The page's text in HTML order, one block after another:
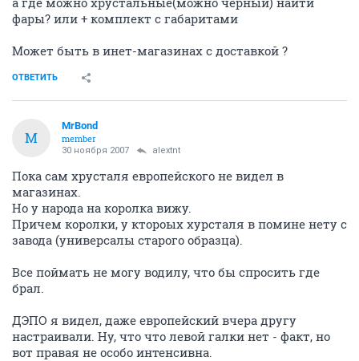
фары? или + комплект с габаритами
Может быть в инет-магазинах с доставкой ?
ОТВЕТИТЬ
M
MrBond
member
30 ноября 2007 alextnt
Пока сам хрусталя европейского не видел в
магазинах.
Но у народа на королка вижу.
Причем королки, у ктороых хурсталя в помине нету с
завода (универсалы старого образца).
Все поймать не могу водилу, что бы спросить где
брал.
ДЭПО я видел, даже европейский вчера другу
настраивали. Ну, что что левой галки нет - факт, но
вот правая не особо интенсивна.